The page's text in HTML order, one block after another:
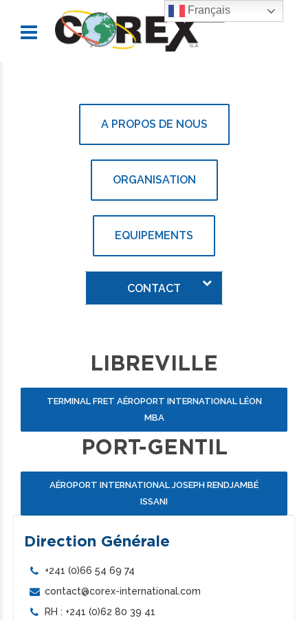
A PROPOS DE NOUS
ORGANISATION
EQUIPEMENTS
CONTACT
LIBREVILLE
TERMINAL FRET AÉROPORT INTERNATIONAL LÉON
MBA
PORT-GENTIL
AÉROPORT INTERNATIONAL JOSEPH RENDJAMBÉ
ISSANI
Direction Générale
+241 (0)66 54 69 74
contact@corex-international.com
RH : +241 (0)62 80 39 41
Français